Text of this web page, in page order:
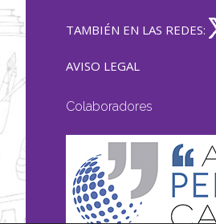
TAMBIÉN EN LAS REDES:
AVISO LEGAL
Colaboradores